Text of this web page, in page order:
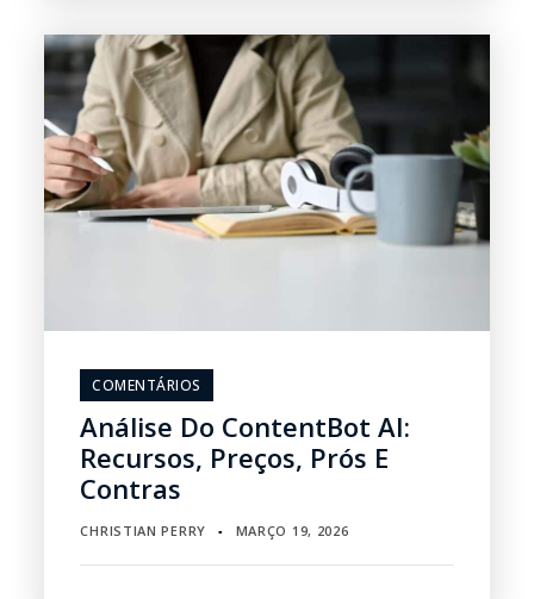
COMENTÁRIOS
Análise Do ContentBot AI:
Recursos, Preços, Prós E
Contras
CHRISTIAN PERRY ▪ MARÇO 19, 2026